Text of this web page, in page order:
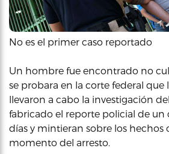
No es el primer caso reportado
Un hombre fue encontrado no
se probara en la corte federal que
llevaron a cabo la investigación
fabricado el reporte policial de un
días y mintieran sobre los hechos
momento del arresto.